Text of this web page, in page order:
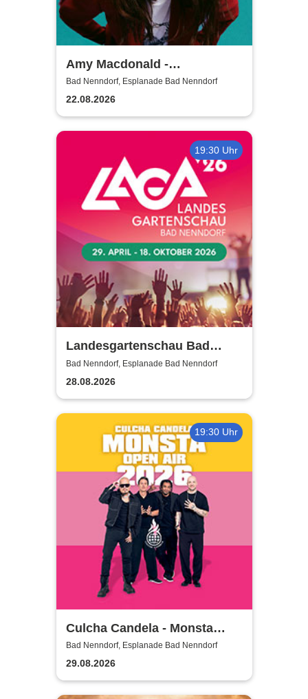
Amy Macdonald -
Sommershows 2026
Bad Nenndorf, Esplanade Bad Nenndorf
22.08.2026
19:30 Uhr
Landesgartenschau Bad
Nenndorf 2026
Bad Nenndorf, Esplanade Bad Nenndorf
28.08.2026
19:30 Uhr
Culcha Candela - Monsta
Open Air
Bad Nenndorf, Esplanade Bad Nenndorf
29.08.2026